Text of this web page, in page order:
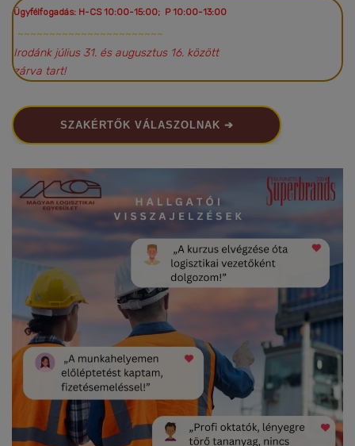
Ügyfélfogadás: H-CS 10:00-15:00; P 10:00-13:00
~~~~~~~~~~~~~~~~~~~~~~~
Irodánk július 31. és augusztus 16. között
zárva tart!
SZAKÉRTŐK VÁLASZOLNAK ➔